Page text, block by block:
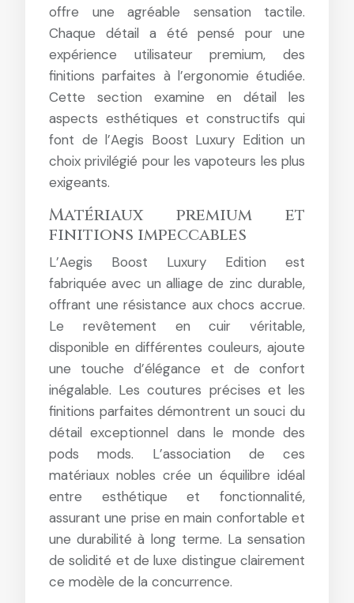
offre une agréable sensation tactile.
Chaque détail a été pensé pour une
expérience utilisateur premium, des
finitions parfaites à l’ergonomie étudiée.
Cette section examine en détail les
aspects esthétiques et constructifs qui
font de l’Aegis Boost Luxury Edition un
choix privilégié pour les vapoteurs les plus
exigeants.
Matériaux premium et
finitions impeccables
L’Aegis Boost Luxury Edition est
fabriquée avec un alliage de zinc durable,
offrant une résistance aux chocs accrue.
Le revêtement en cuir véritable,
disponible en différentes couleurs, ajoute
une touche d’élégance et de confort
inégalable. Les coutures précises et les
finitions parfaites démontrent un souci du
détail exceptionnel dans le monde des
pods mods. L’association de ces
matériaux nobles crée un équilibre idéal
entre esthétique et fonctionnalité,
assurant une prise en main confortable et
une durabilité à long terme. La sensation
de solidité et de luxe distingue clairement
ce modèle de la concurrence.